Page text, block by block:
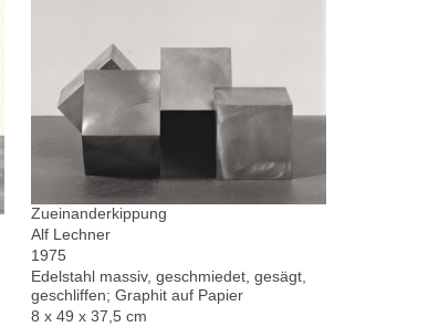
Zueinanderkippung
Alf Lechner
1975
Edelstahl massiv, geschmiedet, gesägt,
geschliffen; Graphit auf Papier
8 x 49 x 37,5 cm